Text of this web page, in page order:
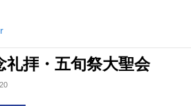
礼拝・五旬祭大聖会